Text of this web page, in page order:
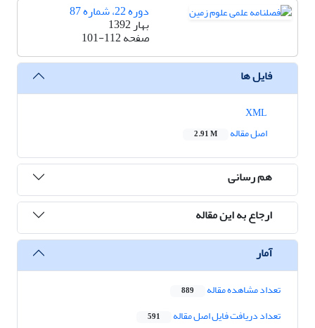
دوره 22، شماره 87
بهار 1392
صفحه101-112
فایل ها
اصل مقاله
2.91 M
هم رسانی
ارجاع به این مقاله
آمار
تعداد مشاهده مقاله 889
تعداد دریافت فایل اصل مقاله 591